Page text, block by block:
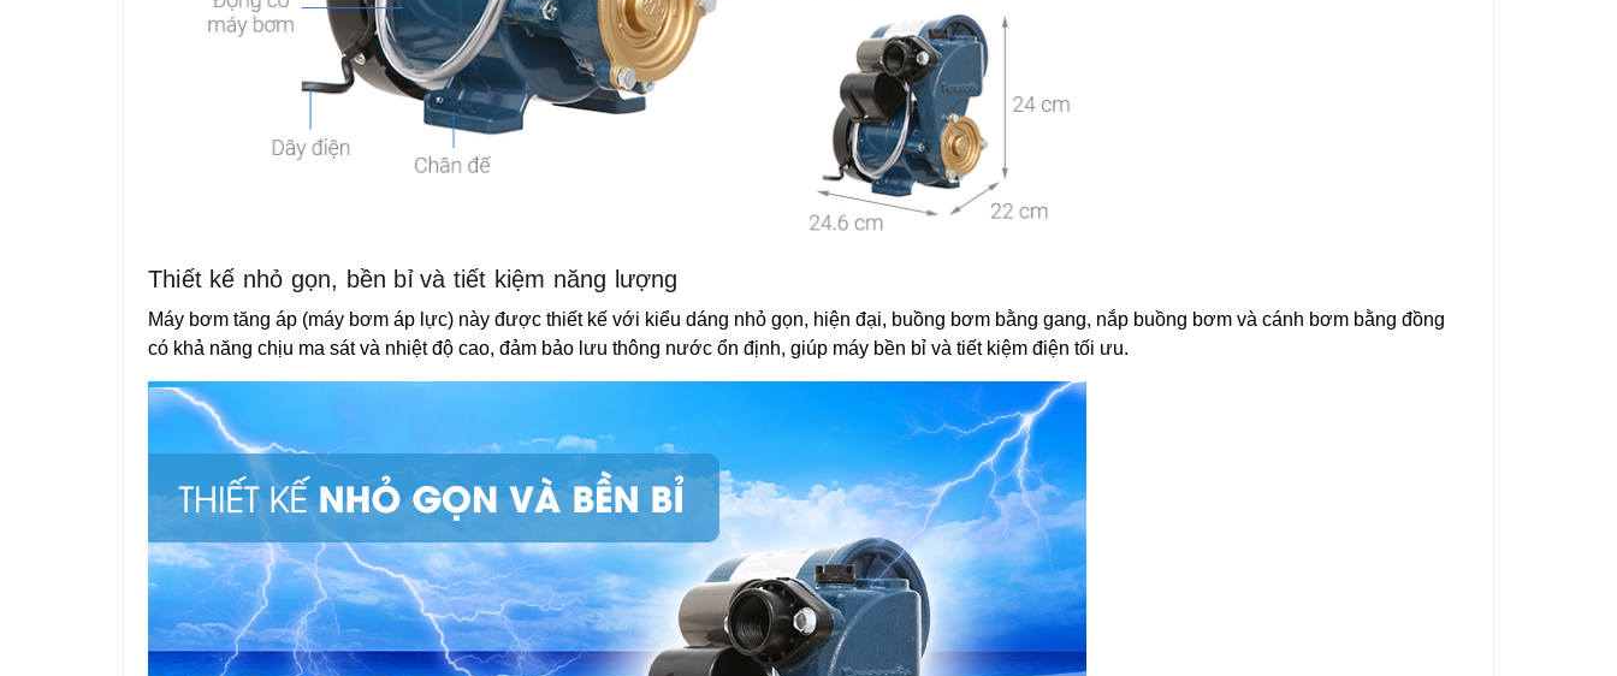
Thiết kế nhỏ gọn, bền bỉ và tiết kiệm năng lượng
Máy bơm tăng áp (máy bơm áp lực) này được thiết kế với kiểu dáng nhỏ gọn, hiện đại, buồng bơm bằng gang, nắp buồng bơm và cánh bơm bằng đồng
có khả năng chịu ma sát và nhiệt độ cao, đảm bảo lưu thông nước ổn định, giúp máy bền bỉ và tiết kiệm điện tối ưu.